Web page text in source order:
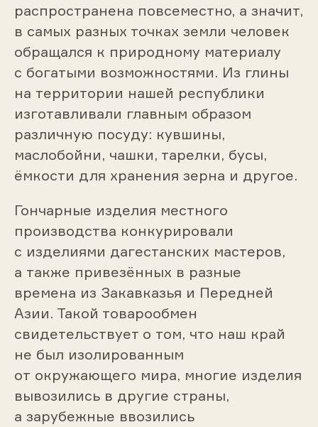
распространена повсеместно, а значит,
в самых разных точках земли человек
обращался к природному материалу
с богатыми возможностями. Из глины
на территории нашей республики
изготавливали главным образом
различную посуду: кувшины,
маслобойни, чашки, тарелки, бусы,
ёмкости для хранения зерна и другое.
Гончарные изделия местного
производства конкурировали
с изделиями дагестанских мастеров,
а также привезённых в разные
времена из Закавказья и Передней
Азии. Такой товарообмен
свидетельствует о том, что наш край
не был изолированным
от окружающего мира, многие изделия
вывозились в другие страны,
а зарубежные ввозились